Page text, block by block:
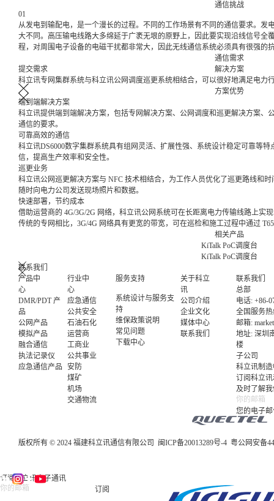
通信挑战
01
从发电到输配电，是一个漫长的过程。不同的工作场景有不同的通信要求。发
大不同。高压输电线路大多绵延于广袤无垠的原野上，因此要实现沿线信号全
程，对周围电子设备的电磁干扰都非常大，因此无线通信系统必须具有很强的
通信需求
提交需求
解决方案
科立讯专网集群系统与科立讯公网调度巡更系统相结合，可以很好地满足电力
方案优势
端到端解决方案
科立讯提供端到端解决方案，包括专网解决方案、公网调度和巡更解决方案、
通信的要求。
可靠高效的通信
科立讯DS6000数字集群系统具有组网灵活、扩展性强、系统设计稳定可靠等
信，提高生产效率和安全性。
巡更业务
科立讯公网巡更解决方案与 NFC 技术相结合，为工作人员优化了巡更路线和
随时向电力公司发送现场照片和数据。
快速部署，节约成本
借助运营商的 4G/3G/2G 网络，科立讯公网系统可在长距离电力传输线路上实
传统的专网相比，3G/4G 网络具有更宽的带宽，可在巡检和施工过程中通过
相关产品
KiTalk PoC调度台
KiTalk PoC调度台
联系我们
产品中
心
DMR/PDT 产
品
公网产品
模拟产品
融合通信
执法记录仪
应急通信产品
行业中
心
应急通信
公共安全
石油石化
运营商
工商业
公共事业
安防
煤矿
机场
交通物流
服务支持
系统设计与服务支
持
维保政策说明
常见问题
下载中心
关于科立
讯
公司介绍
企业文化
媒体中心
联系我们
联系我们
总部
电话: +86-
全国服务热
邮箱:
地址: 深圳
楼
子公司
科立讯制
订阅科立
及时了解
您的电子
版权所有 © 2024 福建科立讯通信有限公司 闽ICP备20013289号-4 粤公网安备
订阅科立讯电子通讯
订阅